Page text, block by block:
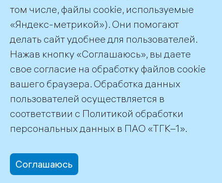
Пресс-служба ТГК-1
+7 (812) 688-32-84
press@tgc1.ru
©2026 ПАО «ТГК–1»
office@tgc1.ru
том числе, файлы cookie, используемые
«Яндекс-метрикой»). Они помогают
делать сайт удобнее для пользователей.
Нажав кнопку «Соглашаюсь», вы даете
свое согласие на обработку файлов cookie
вашего браузера. Обработка данных
пользователей осуществляется в
соответствии с Политикой обработки
персональных данных в ПАО «ТГК–1».
Соглашаюсь